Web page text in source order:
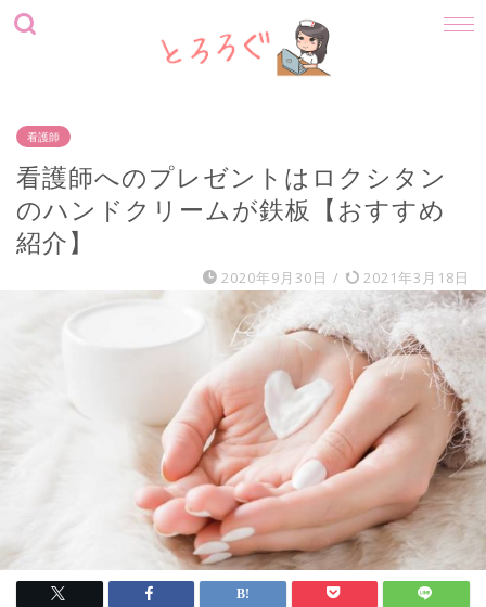
看護師
看護師へのプレゼントはロクシタン
のハンドクリームが鉄板【おすすめ
紹介】
2020年9月30日 / 2021年3月18日